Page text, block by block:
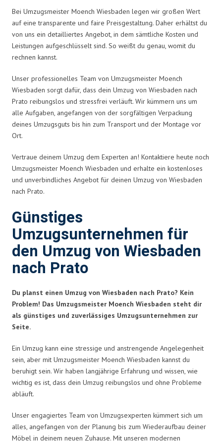
Bei Umzugsmeister Moench Wiesbaden legen wir großen Wert
auf eine transparente und faire Preisgestaltung. Daher erhältst du
von uns ein detailliertes Angebot, in dem sämtliche Kosten und
Leistungen aufgeschlüsselt sind. So weißt du genau, womit du
rechnen kannst.
Unser professionelles Team von Umzugsmeister Moench
Wiesbaden sorgt dafür, dass dein Umzug von Wiesbaden nach
Prato reibungslos und stressfrei verläuft. Wir kümmern uns um
alle Aufgaben, angefangen von der sorgfältigen Verpackung
deines Umzugsguts bis hin zum Transport und der Montage vor
Ort.
Vertraue deinem Umzug dem Experten an! Kontaktiere heute noch
Umzugsmeister Moench Wiesbaden und erhalte ein kostenloses
und unverbindliches Angebot für deinen Umzug von Wiesbaden
nach Prato.
Günstiges
Umzugsunternehmen für
den Umzug von Wiesbaden
nach Prato
Du planst einen Umzug von Wiesbaden nach Prato? Kein
Problem! Das Umzugsmeister Moench Wiesbaden steht dir
als günstiges und zuverlässiges Umzugsunternehmen zur
Seite.
Ein Umzug kann eine stressige und anstrengende Angelegenheit
sein, aber mit Umzugsmeister Moench Wiesbaden kannst du
beruhigt sein. Wir haben langjährige Erfahrung und wissen, wie
wichtig es ist, dass dein Umzug reibungslos und ohne Probleme
abläuft.
Unser engagiertes Team von Umzugsexperten kümmert sich um
alles, angefangen von der Planung bis zum Wiederaufbau deiner
Möbel in deinem neuen Zuhause. Mit unseren modernen